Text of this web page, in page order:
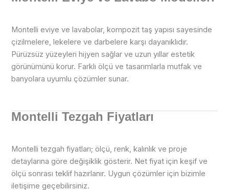
Montelli eviye ve lavabolar, kompozit taş yapısı sayesinde
çizilmelere, lekelere ve darbelere karşı dayanıklıdır.
Pürüzsüz yüzeyleri hijyen sağlar ve uzun yıllar estetik
görünümünü korur. Farklı ölçü ve tasarımlarla mutfak ve
banyolara uyumlu çözümler sunar.
Montelli Tezgah Fiyatları
Montelli tezgah fiyatları; ölçü, renk, kalınlık ve proje
detaylarına göre değişiklik gösterir. Net fiyat için keşif ve
ölçü sonrası teklif hazırlanır. Uygun çözümler için bizimle
iletişime geçebilirsiniz.